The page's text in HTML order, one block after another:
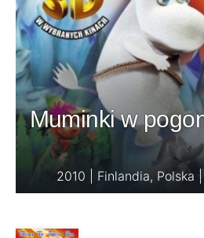
Muminki w
2010 | Finlandia, Polska